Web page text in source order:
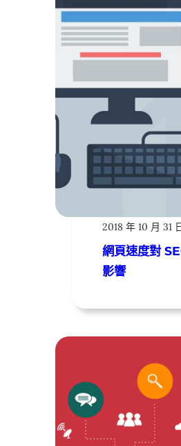
2018 年 10 月 31
網頁速度對
影響